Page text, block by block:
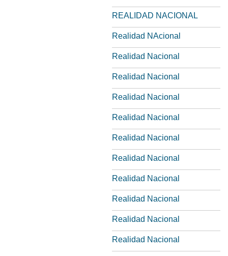
REALIDAD NACIONAL
Realidad NAcional
Realidad Nacional
Realidad Nacional
Realidad Nacional
Realidad Nacional
Realidad Nacional
Realidad Nacional
Realidad Nacional
Realidad Nacional
Realidad Nacional
Realidad Nacional